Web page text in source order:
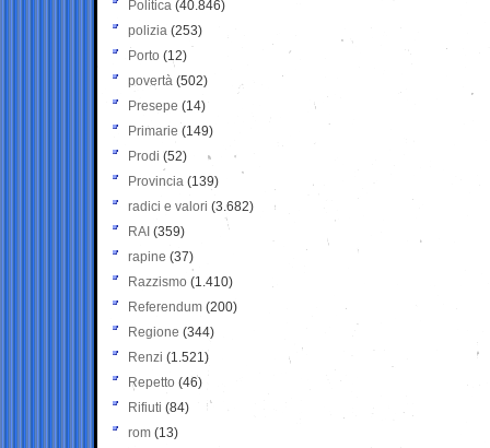
Politica (40.846)
polizia (253)
Porto (12)
povertà (502)
Presepe (14)
Primarie (149)
Prodi (52)
Provincia (139)
radici e valori (3.682)
RAI (359)
rapine (37)
Razzismo (1.410)
Referendum (200)
Regione (344)
Renzi (1.521)
Repetto (46)
Rifiuti (84)
rom (13)